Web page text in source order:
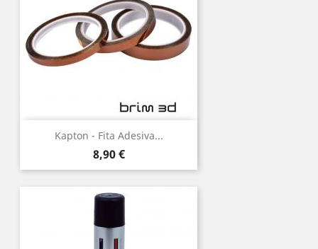
Kapton - Fita Adesiva...
Preço
8,90 €